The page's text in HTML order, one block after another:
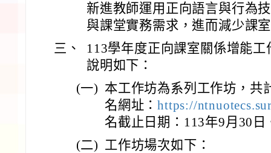
新進教師運用正向語言與行為
與課堂實務需求，進而減少課
三、
113學年度正向課室關係增能
說明如下：
(一) 本工作坊為系列工作坊，共
名網址：https://
名截止日期：113年9月30日
(二) 工作坊場次如下：